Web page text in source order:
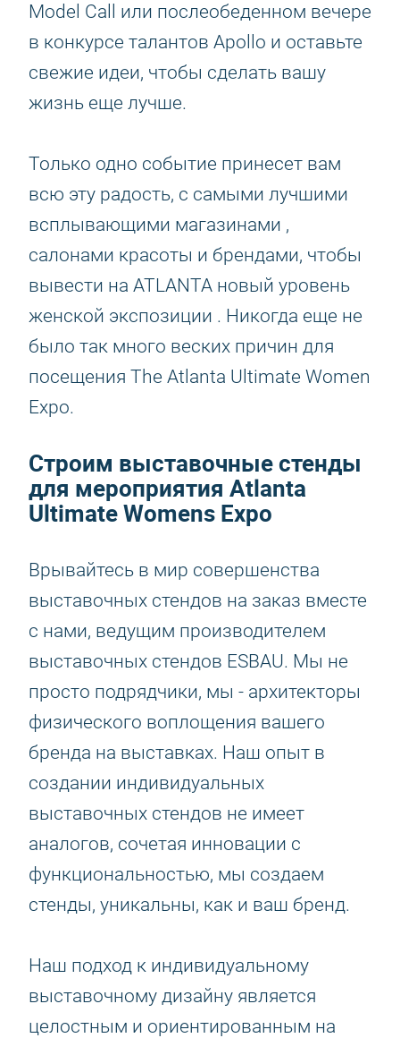
Model Call или послеобеденном вечере
в конкурсе талантов Apollo и оставьте
свежие идеи, чтобы сделать вашу
жизнь еще лучше.
Только одно событие принесет вам
всю эту радость, с самыми лучшими
всплывающими магазинами ,
салонами красоты и брендами, чтобы
вывести на ATLANTA новый уровень
женской экспозиции . Никогда еще не
было так много веских причин для
посещения The Atlanta Ultimate Women
Expo.
Строим выставочные стенды
для мероприятия Atlanta
Ultimate Womens Expo
Врывайтесь в мир совершенства
выставочных стендов на заказ вместе
с нами, ведущим производителем
выставочных стендов ESBAU. Мы не
просто подрядчики, мы - архитекторы
физического воплощения вашего
бренда на выставках. Наш опыт в
создании индивидуальных
выставочных стендов не имеет
аналогов, сочетая инновации с
функциональностью, мы создаем
стенды, уникальны, как и ваш бренд.
Наш подход к индивидуальному
выставочному дизайну является
целостным и ориентированным на